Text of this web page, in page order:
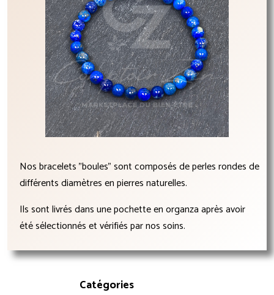
Nos bracelets "boules" sont composés de perles rondes de
différents diamètres en pierres naturelles.
Ils sont livrés dans une pochette en organza après avoir
été sélectionnés et vérifiés par nos soins.
Catégories